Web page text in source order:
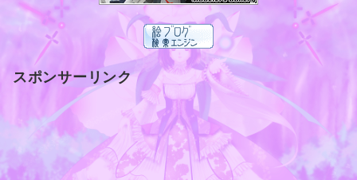
スポンサーリンク